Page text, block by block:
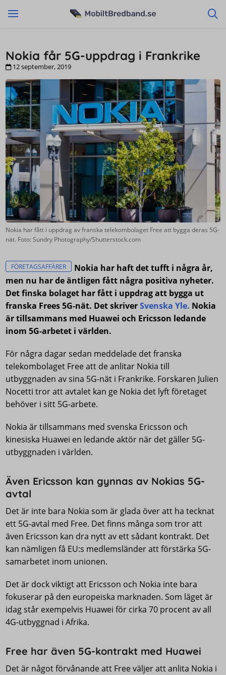
Nokia får 5G-uppdrag i Frankrike
12 september, 2019
Nokia har fått i uppdrag av franska telekombolaget Free att bygga deras 5G-
nät. Foto: Sundry Photography/Shutterstock.com
FÖRETAGSAFFÄRER
Nokia har haft det tufft i några år,
men nu har de äntligen fått några positiva nyheter.
Det finska bolaget har fått i uppdrag att bygga ut
franska Frees 5G-nät. Det skriverSvenska Yle. Nokia
är tillsammans med Huawei och Ericsson ledande
inom 5G-arbetet i världen.
För några dagar sedan meddelade det franska
telekombolaget Free att de anlitar Nokia till
utbyggnaden av sina 5G-nät i Frankrike. Forskaren Julien
Nocetti tror att avtalet kan ge Nokia det lyft företaget
behöver i sitt 5G-arbete.
Nokia är tillsammans med svenska Ericsson och
kinesiska Huawei en ledande aktör när det gäller 5G-
utbyggnaden i världen.
Även Ericsson kan gynnas av Nokias 5G-
avtal
Det är inte bara Nokia som är glada över att ha tecknat
ett 5G-avtal med Free. Det finns många som tror att
även Ericsson kan dra nytt av ett sådant kontrakt. Det
kan nämligen få EU:s medlemsländer att förstärka 5G-
samarbetet inom unionen.
Det är dock viktigt att Ericsson och Nokia inte bara
fokuserar på den europeiska marknaden. Som läget är
idag står exempelvis Huawei för cirka 70 procent av all
4G-utbyggnad i Afrika.
Free har även 5G-kontrakt med Huawei
Det är något förvånande att Free väljer att anlita Nokia i